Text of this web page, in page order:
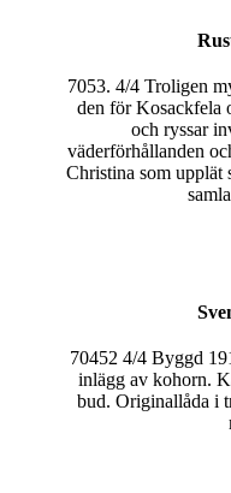
7053. 4/4 Troligen
den för Kosackfela
och ryssar
väderförhållanden
Christina som upplät
70452 4/4 Byggd
inlägg av kohorn.
bud. Originallåda i